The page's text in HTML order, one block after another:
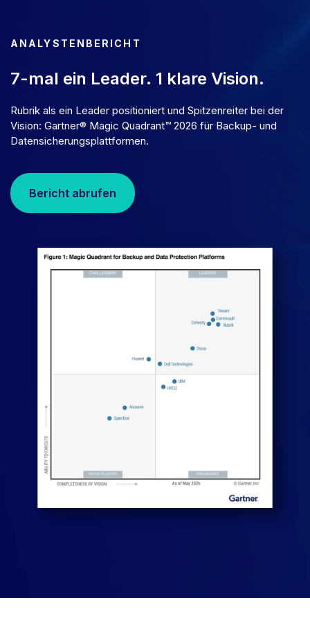
ANALYSTENBERICHT
7-mal ein Leader. 1 klare Vision.
Rubrik als ein Leader positioniert und Spitzenreiter bei der
Vision: Gartner® Magic Quadrant™ 2026 für Backup- und
Datensicherungsplattformen.
Bericht abrufen